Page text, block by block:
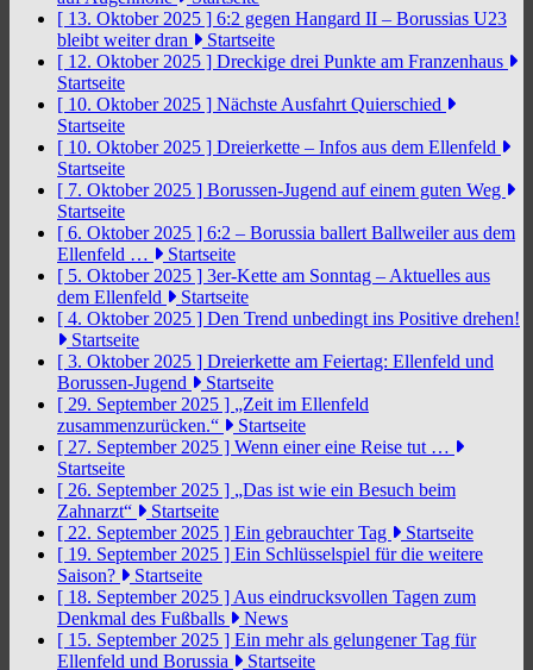
[ 13. Oktober 2025 ] 6:2 gegen Hangard II – Borussias U23
bleibt weiter dran
Startseite
[ 12. Oktober 2025 ] Dreckige drei Punkte am Franzenhaus
Startseite
[ 10. Oktober 2025 ] Nächste Ausfahrt Quierschied
Startseite
[ 10. Oktober 2025 ] Dreierkette – Infos aus dem Ellenfeld
Startseite
[ 7. Oktober 2025 ] Borussen-Jugend auf einem guten Weg
Startseite
[ 6. Oktober 2025 ] 6:2 – Borussia ballert Ballweiler aus dem
Ellenfeld …
Startseite
[ 5. Oktober 2025 ] 3er-Kette am Sonntag – Aktuelles aus
dem Ellenfeld
Startseite
[ 4. Oktober 2025 ] Den Trend unbedingt ins Positive drehen!
Startseite
[ 3. Oktober 2025 ] Dreierkette am Feiertag: Ellenfeld und
Borussen-Jugend
Startseite
[ 29. September 2025 ] „Zeit im Ellenfeld
zusammenzurücken.“
Startseite
[ 27. September 2025 ] Wenn einer eine Reise tut …
Startseite
[ 26. September 2025 ] „Das ist wie ein Besuch beim
Zahnarzt“
Startseite
[ 22. September 2025 ] Ein gebrauchter Tag
Startseite
[ 19. September 2025 ] Ein Schlüsselspiel für die weitere
Saison?
Startseite
[ 18. September 2025 ] Aus eindrucksvollen Tagen zum
Denkmal des Fußballs
News
[ 15. September 2025 ] Ein mehr als gelungener Tag für
Ellenfeld und Borussia
Startseite